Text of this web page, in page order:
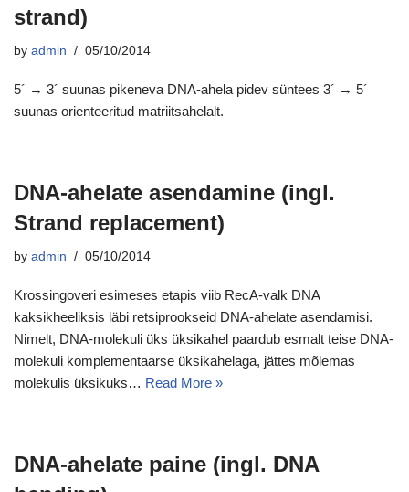
strand)
by admin 05/10/2014
5´ → 3´ suunas pikeneva DNA-ahela pidev süntees 3´ → 5´
suunas orienteeritud matriitsahelalt.
DNA-ahelate asendamine (ingl.
Strand replacement)
by admin 05/10/2014
Krossingoveri esimeses etapis viib RecA-valk DNA
kaksikheeliksis läbi retsiprookseid DNA-ahelate asendamisi.
Nimelt, DNA-molekuli üks üksikahel paardub esmalt teise DNA-
molekuli komplementaarse üksikahelaga, jättes mõlemas
molekulis üksikuks… Read More »
DNA-ahelate paine (ingl. DNA